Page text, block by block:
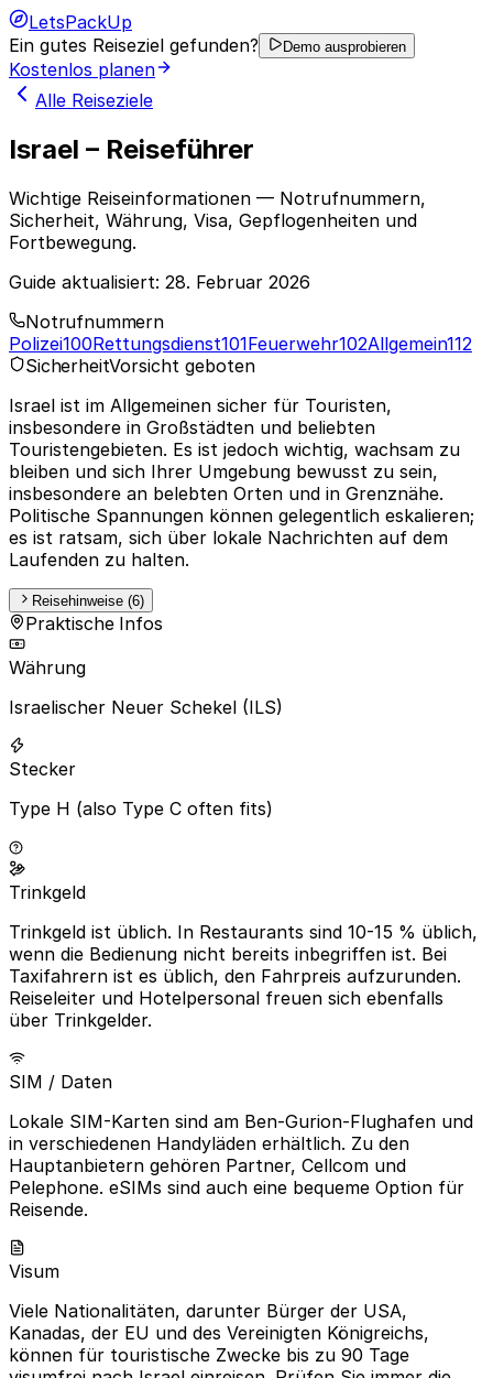
LetsPackUp
Ein gutes Reiseziel gefunden?
Demo ausprobieren
Kostenlos planen
Alle Reiseziele
Israel – Reiseführer
Wichtige Reiseinformationen — Notrufnummern,
Sicherheit, Währung, Visa, Gepflogenheiten und
Fortbewegung.
Guide aktualisiert: 28. Februar 2026
Notrufnummern
Polizei100Rettungsdienst101Feuerwehr102Allgemein112
SicherheitVorsicht geboten
Israel ist im Allgemeinen sicher für Touristen,
insbesondere in Großstädten und beliebten
Touristengebieten. Es ist jedoch wichtig, wachsam zu
bleiben und sich Ihrer Umgebung bewusst zu sein,
insbesondere an belebten Orten und in Grenznähe.
Politische Spannungen können gelegentlich eskalieren;
es ist ratsam, sich über lokale Nachrichten auf dem
Laufenden zu halten.
Reisehinweise (6)
Praktische Infos
Währung
Israelischer Neuer Schekel (ILS)
Stecker
Type H (also Type C often fits)
Trinkgeld
Trinkgeld ist üblich. In Restaurants sind 10-15 % üblich,
wenn die Bedienung nicht bereits inbegriffen ist. Bei
Taxifahrern ist es üblich, den Fahrpreis aufzurunden.
Reiseleiter und Hotelpersonal freuen sich ebenfalls
über Trinkgelder.
SIM / Daten
Lokale SIM-Karten sind am Ben-Gurion-Flughafen und
in verschiedenen Handyläden erhältlich. Zu den
Hauptanbietern gehören Partner, Cellcom und
Pelephone. eSIMs sind auch eine bequeme Option für
Reisende.
Visum
Viele Nationalitäten, darunter Bürger der USA,
Kanadas, der EU und des Vereinigten Königreichs,
können für touristische Zwecke bis zu 90 Tage